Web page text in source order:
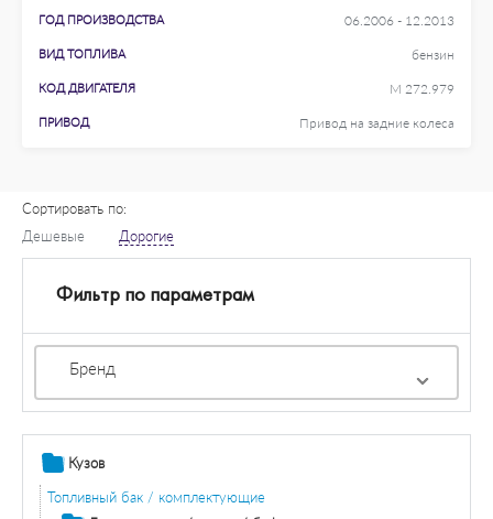
ГОД ПРОИЗВОДСТВА 06.2006 - 12.2013
ВИД ТОПЛИВА бензин
КОД ДВИГАТЕЛЯ M 272.979
ПРИВОД Привод на задние колеса
Сортировать по:
Дешевые
Дорогие
Фильтр по параметрам
Бренд
Кузов
Топливный бак / комплектующие